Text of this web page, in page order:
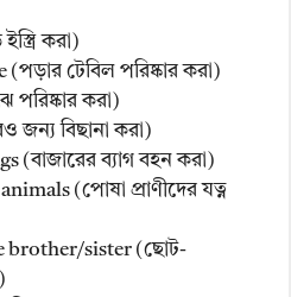
করা)
টেবিল পরিষ্কার করা)
করা)
জন্য বিছানা করা)
(বাজারের ব্যাগ বহন করা)
(পোষা প্রাণীদের যত্ন
brother/sister (ছোট-